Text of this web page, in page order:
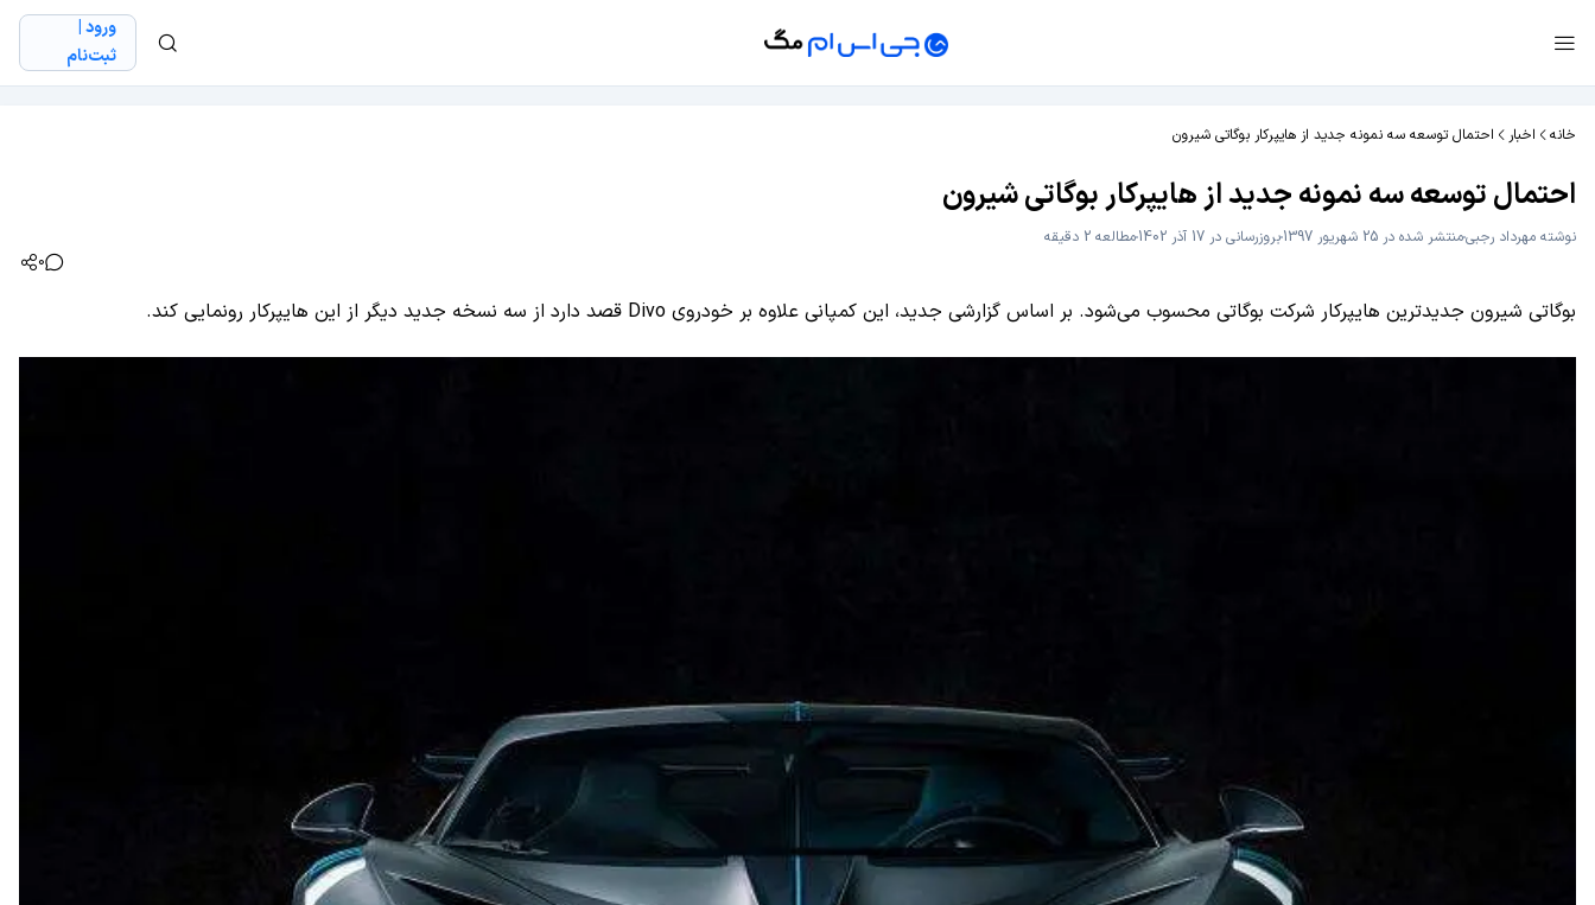
ورود |
ثبت‌نام
خانه اخبار احتمال توسعه سه نمونه جدید از هایپرکار بوگاتی شیرون
احتمال توسعه سه نمونه جدید از هایپرکار بوگاتی شیرون
نوشته مهرداد رجبیمنتشر شده در 25 شهریور 1397 بروزرسانی در 17 آذر 1402
مطالعه 2 دقیقه
0
بوگاتی شیرون جدیدترین هایپرکار شرکت بوگاتی محسوب می‌شود. بر اساس گزارشی جدید، این کمپانی علاوه بر خودروی Divo قصد دارد از سه نسخه جدید دیگر از این هایپرکار رونمایی کند.